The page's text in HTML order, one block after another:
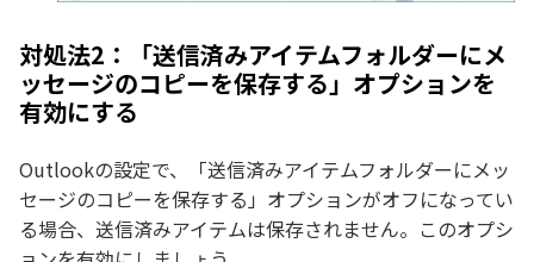
対処法2：「送信済みアイテムフォルダーにメ
ッセージのコピーを保存する」オプションを
有効にする
Outlookの設定で、「送信済みアイテムフォルダーにメッ
セージのコピーを保存する」オプションがオフになってい
る場合、送信済みアイテムは保存されません。このオプシ